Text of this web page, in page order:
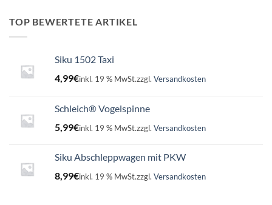
16,99€15,75€.
TOP BEWERTETE ARTIKEL
Siku 1502 Taxi
4,99€inkl. 19 % MwSt.zzgl. Versandkosten
Schleich® Vogelspinne
5,99€inkl. 19 % MwSt.zzgl. Versandkosten
Siku Abschleppwagen mit PKW
8,99€inkl. 19 % MwSt.zzgl. Versandkosten